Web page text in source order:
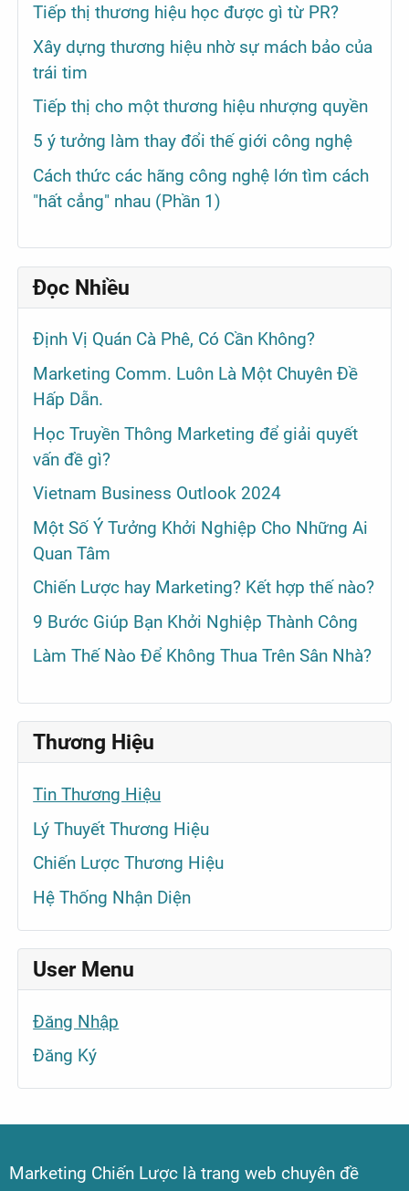
Tiếp thị thương hiệu học được gì từ PR?
Xây dựng thương hiệu nhờ sự mách bảo của
trái tim
Tiếp thị cho một thương hiệu nhượng quyền
5 ý tưởng làm thay đổi thế giới công nghệ
Cách thức các hãng công nghệ lớn tìm cách
"hất cẳng" nhau (Phần 1)
Đọc Nhiều
Định Vị Quán Cà Phê, Có Cần Không?
Marketing Comm. Luôn Là Một Chuyên Đề
Hấp Dẫn.
Học Truyền Thông Marketing để giải quyết
vấn đề gì?
Vietnam Business Outlook 2024
Một Số Ý Tưởng Khởi Nghiệp Cho Những Ai
Quan Tâm
Chiến Lược hay Marketing? Kết hợp thế nào?
9 Bước Giúp Bạn Khởi Nghiệp Thành Công
Làm Thế Nào Để Không Thua Trên Sân Nhà?
Thương Hiệu
Tin Thương Hiệu
Lý Thuyết Thương Hiệu
Chiến Lược Thương Hiệu
Hệ Thống Nhận Diện
User Menu
Đăng Nhập
Đăng Ký
Marketing Chiến Lược là trang web chuyên đề